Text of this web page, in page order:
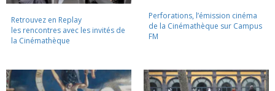
Retrouvez en Replay
les rencontres avec les invités de
la Cinémathèque
Perforations, l’émission cinéma
de la Cinémathèque sur Campus
FM